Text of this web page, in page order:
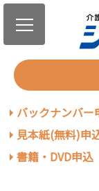
バックナンバー
見本紙(無料)申
書籍・DVD申込